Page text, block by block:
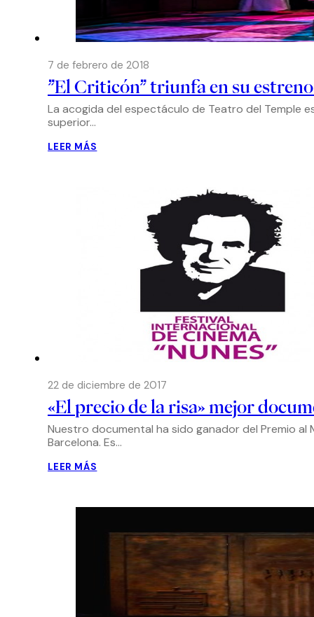
7 de febrero de 2018
”El Criticón” triunfa en su
La acogida del espectáculo de Teatro del Temple
superior…
LEER MÁS
22 de diciembre de 2017
«El precio de la risa» mejor
Nuestro documental ha sido ganador del Premio al
Barcelona. Es…
LEER MÁS